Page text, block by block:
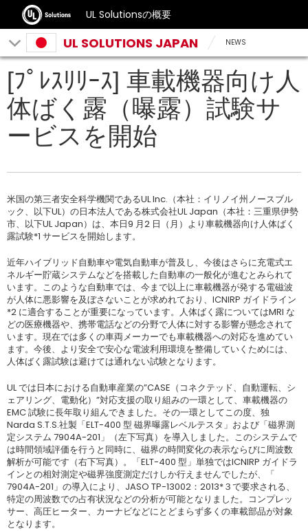
UL Solutionsの概要
UL SOLUTIONS JAPAN NEWS
[ﾌﾟﾚｽﾘﾘｰｽ] 車載機器向け人
体ばく露（曝露）試験サ
ービスを開始
米国の第三者安全科学機関であるUL Inc.（本社：イリノイ州ノースブル
ック、以下UL）の日本法人である株式会社UL Japan（本社：三重県伊勢
市、以下UL Japan）は、本日9 月2 日（月）より車載機器向け人体ばく
露試験*1 サービスを開始します。
近年ハイブリッド自動車や電気自動車が普及し、今後はさらに充電式エ
ネルギー貯蔵システムなどを搭載した自動車の一般化が進むとみられて
います。このような自動車では、今まで以上に車載機器が発する電磁波
が人体に悪影響を及ぼさないことが求めれており、ICNIRP ガイドライン
*2 に適合することが重要になっています。人体ばく露についてはMRI な
どの医療機器や、携帯電話などの分野で人体に対する影響が懸念されて
います。現在では多くの車両メーカーでも車載機器への対応を進めてい
ます。今後、より安全で安心な電波利用環境を整備していくためには、
人体ばく露試験は避けては通れない試験となります。
UL では日本における自動車産業の”CASE（コネクテッド、自動運転、シ
ェアリング、電動化）”対応支援の取り組みの一環として、車載機器の
EMC 試験に長年取り組んできました。その一環としてこの度、独
Narda S.T.S.社製「ELT-400 型 磁界曝露レベルテスタ」および「磁界測
定システム 7904A-201」（左下写真）を導入しました。このシステムで
は時間領域評価を行うと同時に、磁界の時間変化の表示ならびに周波数
解析が可能です（右下写真）。「ELT-400 型」単独ではICNIRP ガイドラ
インとの相対測定や磁界強度測定だけしか行えませんでしたが、「
7904A-201」の導入により、JASO TP-13002：2013*３で要求される、
特定の周波数での占有状況などの分析が可能となりました。コンプレッ
サー、高圧ヒーター、カーナビなどにとどまらず多くの車載部品が対象
となります。